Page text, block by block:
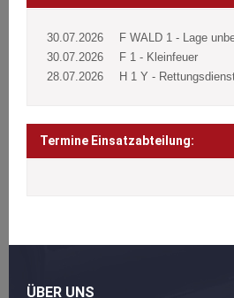
30.07.2026
F WALD 1 - Lage
30.07.2026
F 1 - Kleinfeuer
28.07.2026
H 1 Y -
Termine Einsatzabteilung:
ÜBER UNS